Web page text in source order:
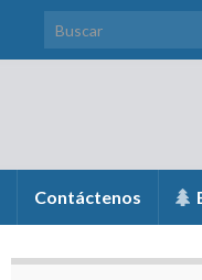
Search for:
Contáctenos